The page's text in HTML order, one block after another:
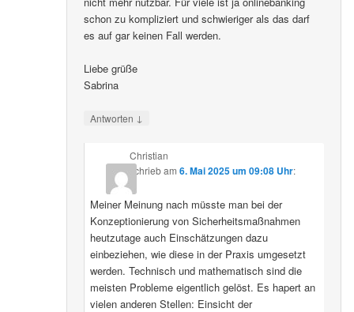
schon zu kompliziert und schwieriger als das darf
es auf gar keinen Fall werden.
Liebe grüße
Sabrina
Antworten ↓
Christian
schriebam 6. Mai 2025 um 09:08 Uhr:
Meiner Meinung nach müsste man bei der
Konzeptionierung von Sicherheitsmaßnahmen
heutzutage auch Einschätzungen dazu
einbeziehen, wie diese in der Praxis umgesetzt
werden. Technisch und mathematisch sind die
meisten Probleme eigentlich gelöst. Es hapert an
vielen anderen Stellen: Einsicht der